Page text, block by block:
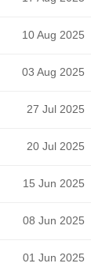
10 Aug 2025
03 Aug 2025
27 Jul 2025
20 Jul 2025
15 Jun 2025
08 Jun 2025
01 Jun 2025